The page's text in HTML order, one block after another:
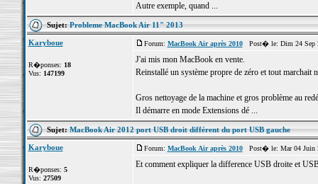
Autre exemple, quand ...
Sujet:Probleme MacBook Air 11" 2013
Karyboue
R�ponses: 18
Vus: 147199
Forum: MacBook Air après 2010Post� le: Dim 24 Sep
J'ai mis mon MacBook en vente.
Reinstallé un système propre de zéro et tout marchait
Gros nettoyage de la machine et gros problème au
Il démarre en mode Extensions dé ...
Sujet:MacBook Air 2012 port USB droit différent du port USB gauche
Karyboue
R�ponses: 5
Vus: 27509
Forum: MacBook Air après 2010Post� le: Mar 04 Juin
Et comment expliquer la difference USB droite et